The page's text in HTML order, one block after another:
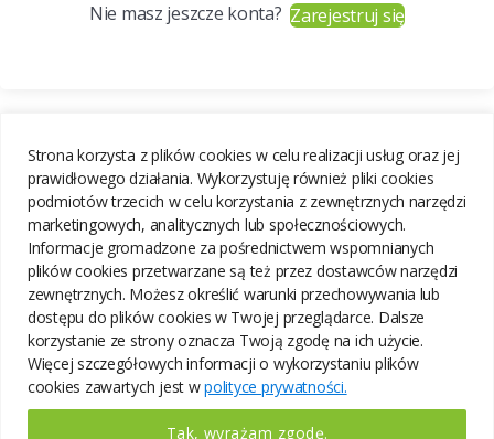
Strona korzysta z plików cookies w celu realizacji usług oraz jej
prawidłowego działania. Wykorzystuję również pliki cookies
podmiotów trzecich w celu korzystania z zewnętrznych narzędzi
marketingowych, analitycznych lub społecznościowych.
Informacje gromadzone za pośrednictwem wspomnianych
plików cookies przetwarzane są też przez dostawców narzędzi
zewnętrznych. Możesz określić warunki przechowywania lub
dostępu do plików cookies w Twojej przeglądarce. Dalsze
korzystanie ze strony oznacza Twoją zgodę na ich użycie.
Więcej szczegółowych informacji o wykorzystaniu plików
cookies zawartych jest wpolityce prywatności.
Tak, wyrażam zgodę.
Nie masz jeszcze konta?Zarejestruj się